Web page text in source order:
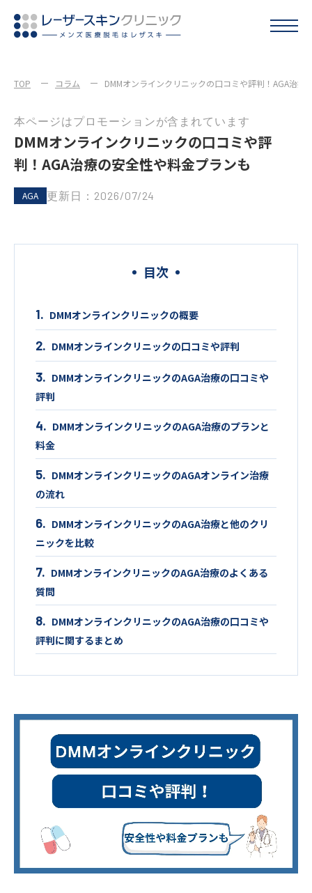
TOP コラム DMMオンラインクリニックの口コミや評判！AGA治療
本ページはプロモーションが含まれています
DMMオンラインクリニックの口コミや評
判！AGA治療の安全性や料金プランも
AGA 更新日：2026/07/24
目次
DMMオンラインクリニックの概要
DMMオンラインクリニックの口コミや評判
DMMオンラインクリニックのAGA治療の口コミや
評判
DMMオンラインクリニックのAGA治療のプランと
料金
DMMオンラインクリニックのAGAオンライン治療
の流れ
DMMオンラインクリニックのAGA治療と他のクリ
ニックを比較
DMMオンラインクリニックのAGA治療のよくある
質問
DMMオンラインクリニックのAGA治療の口コミや
評判に関するまとめ